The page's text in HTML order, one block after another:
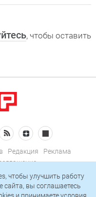
, чтобы оставить
Редакция
Реклама
чтобы улучшить работу
вы соглашаетесь